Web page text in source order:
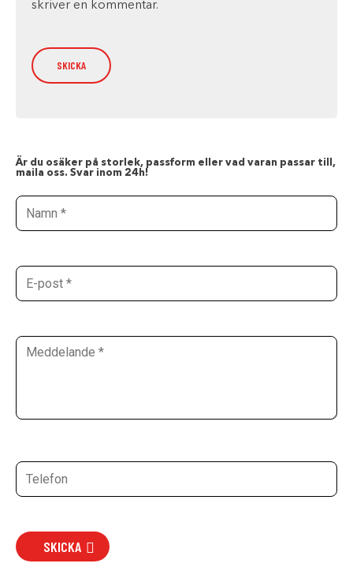
skriver en kommentar.
Är du osäker på storlek, passform eller vad varan passar till,
maila oss. Svar inom 24h!
SKICKA